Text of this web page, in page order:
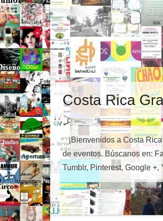
Costa Rica
¡Bienvenidos a Costa Rica
de eventos. Búscanos en:
Tumblr, Pinterest, Google